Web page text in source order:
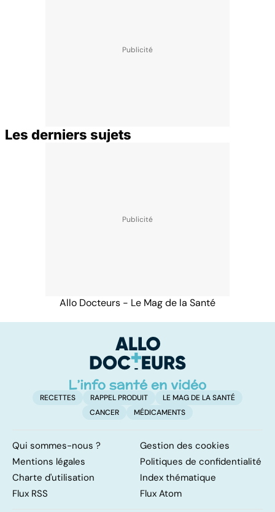
Les derniers sujets
Allo Docteurs - Le Mag de la Santé
RECETTES RAPPEL PRODUIT
LE MAG DE LA SANTÉ
CANCER
MÉDICAMENTS
Qui sommes-nous ?
Gestion des cookies
Mentions légales
Politiques de confidentialité
Charte d'utilisation
Index thématique
Flux RSS
Flux Atom